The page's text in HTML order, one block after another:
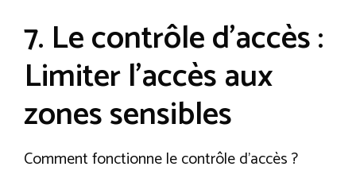
7. Le contrôle d’accès :
Limiter l’accès aux
zones sensibles
Comment fonctionne le contrôle d’accès ?